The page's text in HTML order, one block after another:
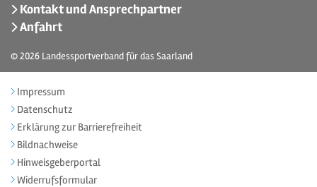
Kontakt und Ansprechpartner
Anfahrt
© 2026 Landessportverband für das Saarland
Impressum
Datenschutz
Erklärung zur Barrierefreiheit
Bildnachweise
Hinweisgeberportal
Widerrufsformular